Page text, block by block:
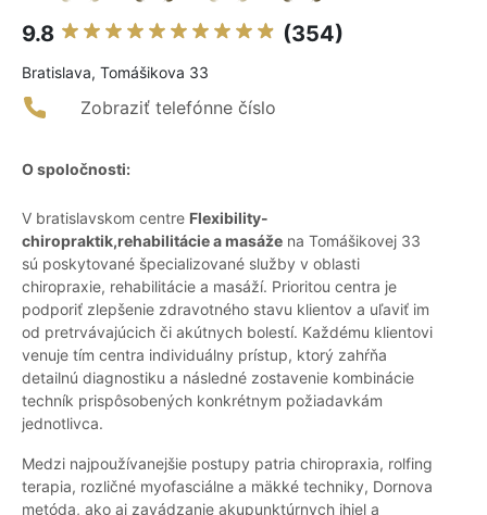
9.8 (354)
Bratislava, Tomášikova 33
Zobraziť telefónne číslo
O spoločnosti:
V bratislavskom centre Flexibility-
chiropraktik,rehabilitácie a masáže na Tomášikovej 33
sú poskytované špecializované služby v oblasti
chiropraxie, rehabilitácie a masáží. Prioritou centra je
podporiť zlepšenie zdravotného stavu klientov a uľaviť im
od pretrvávajúcich či akútnych bolestí. Každému klientovi
venuje tím centra individuálny prístup, ktorý zahŕňa
detailnú diagnostiku a následné zostavenie kombinácie
techník prispôsobených konkrétnym požiadavkám
jednotlivca.
Medzi najpoužívanejšie postupy patria chiropraxia, rolfing
terapia, rozličné myofasciálne a mäkké techniky, Dornova
metóda, ako aj zavádzanie akupunktúrnych ihiel a